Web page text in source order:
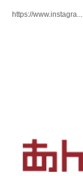
https://www.instagra...